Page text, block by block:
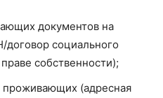
документов на
социального
собственности);
проживающих (адресная